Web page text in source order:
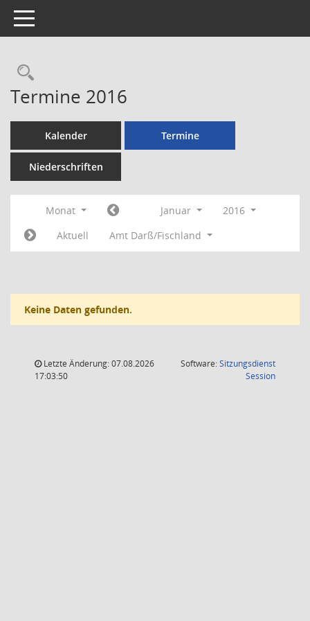
Toggle navigation
Rechercheauswahl
Termine 2016
Kalender Termine
Niederschriften
Monat Januar
2016
Aktuell
Amt Darß/Fischland
Keine Daten gefunden.
Letzte Änderung: 07.08.2026
17:03:50
Software:Sitzungsdienst
Session(Wird in